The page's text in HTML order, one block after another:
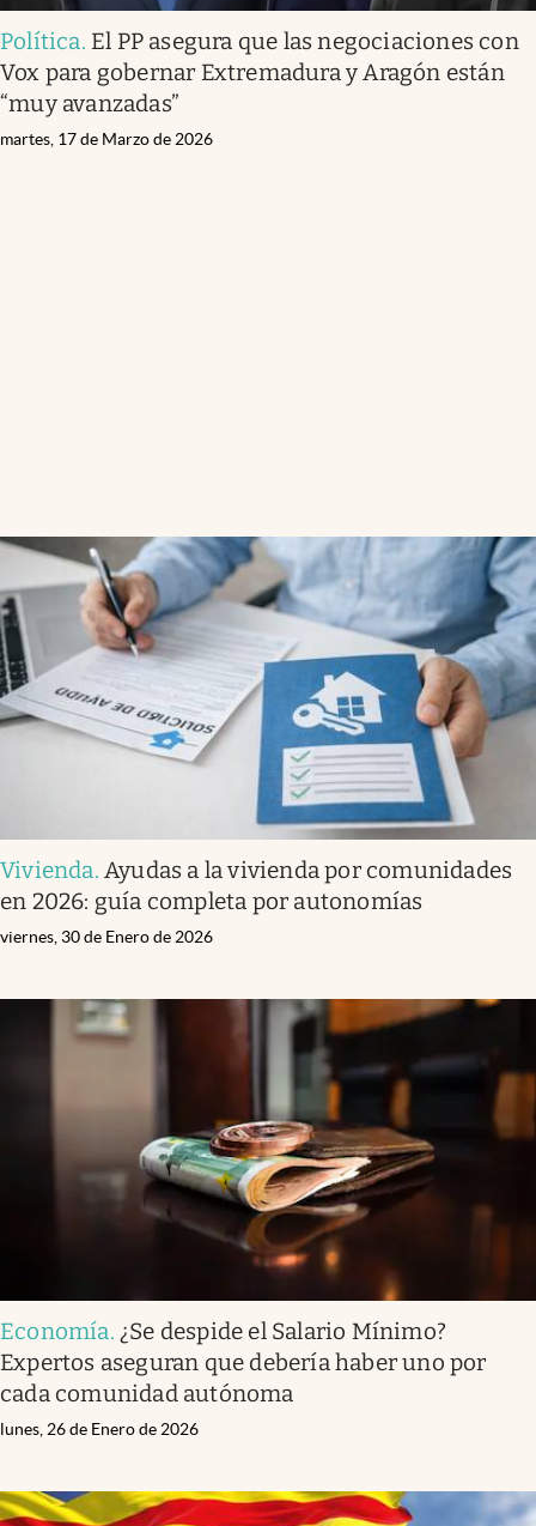
Política. El PP asegura que las negociaciones con
Vox para gobernar Extremadura y Aragón están
“muy avanzadas”
martes, 17 de Marzo de 2026
Vivienda.Ayudas a la vivienda por comunidades
en 2026: guía completa por autonomías
viernes, 30 de Enero de 2026
Economía. ¿Se despide el Salario Mínimo?
Expertos aseguran que debería haber uno por
cada comunidad autónoma
lunes, 26 de Enero de 2026